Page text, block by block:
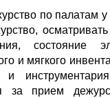
по палатам у
состояние
и мягкого
и
за прием